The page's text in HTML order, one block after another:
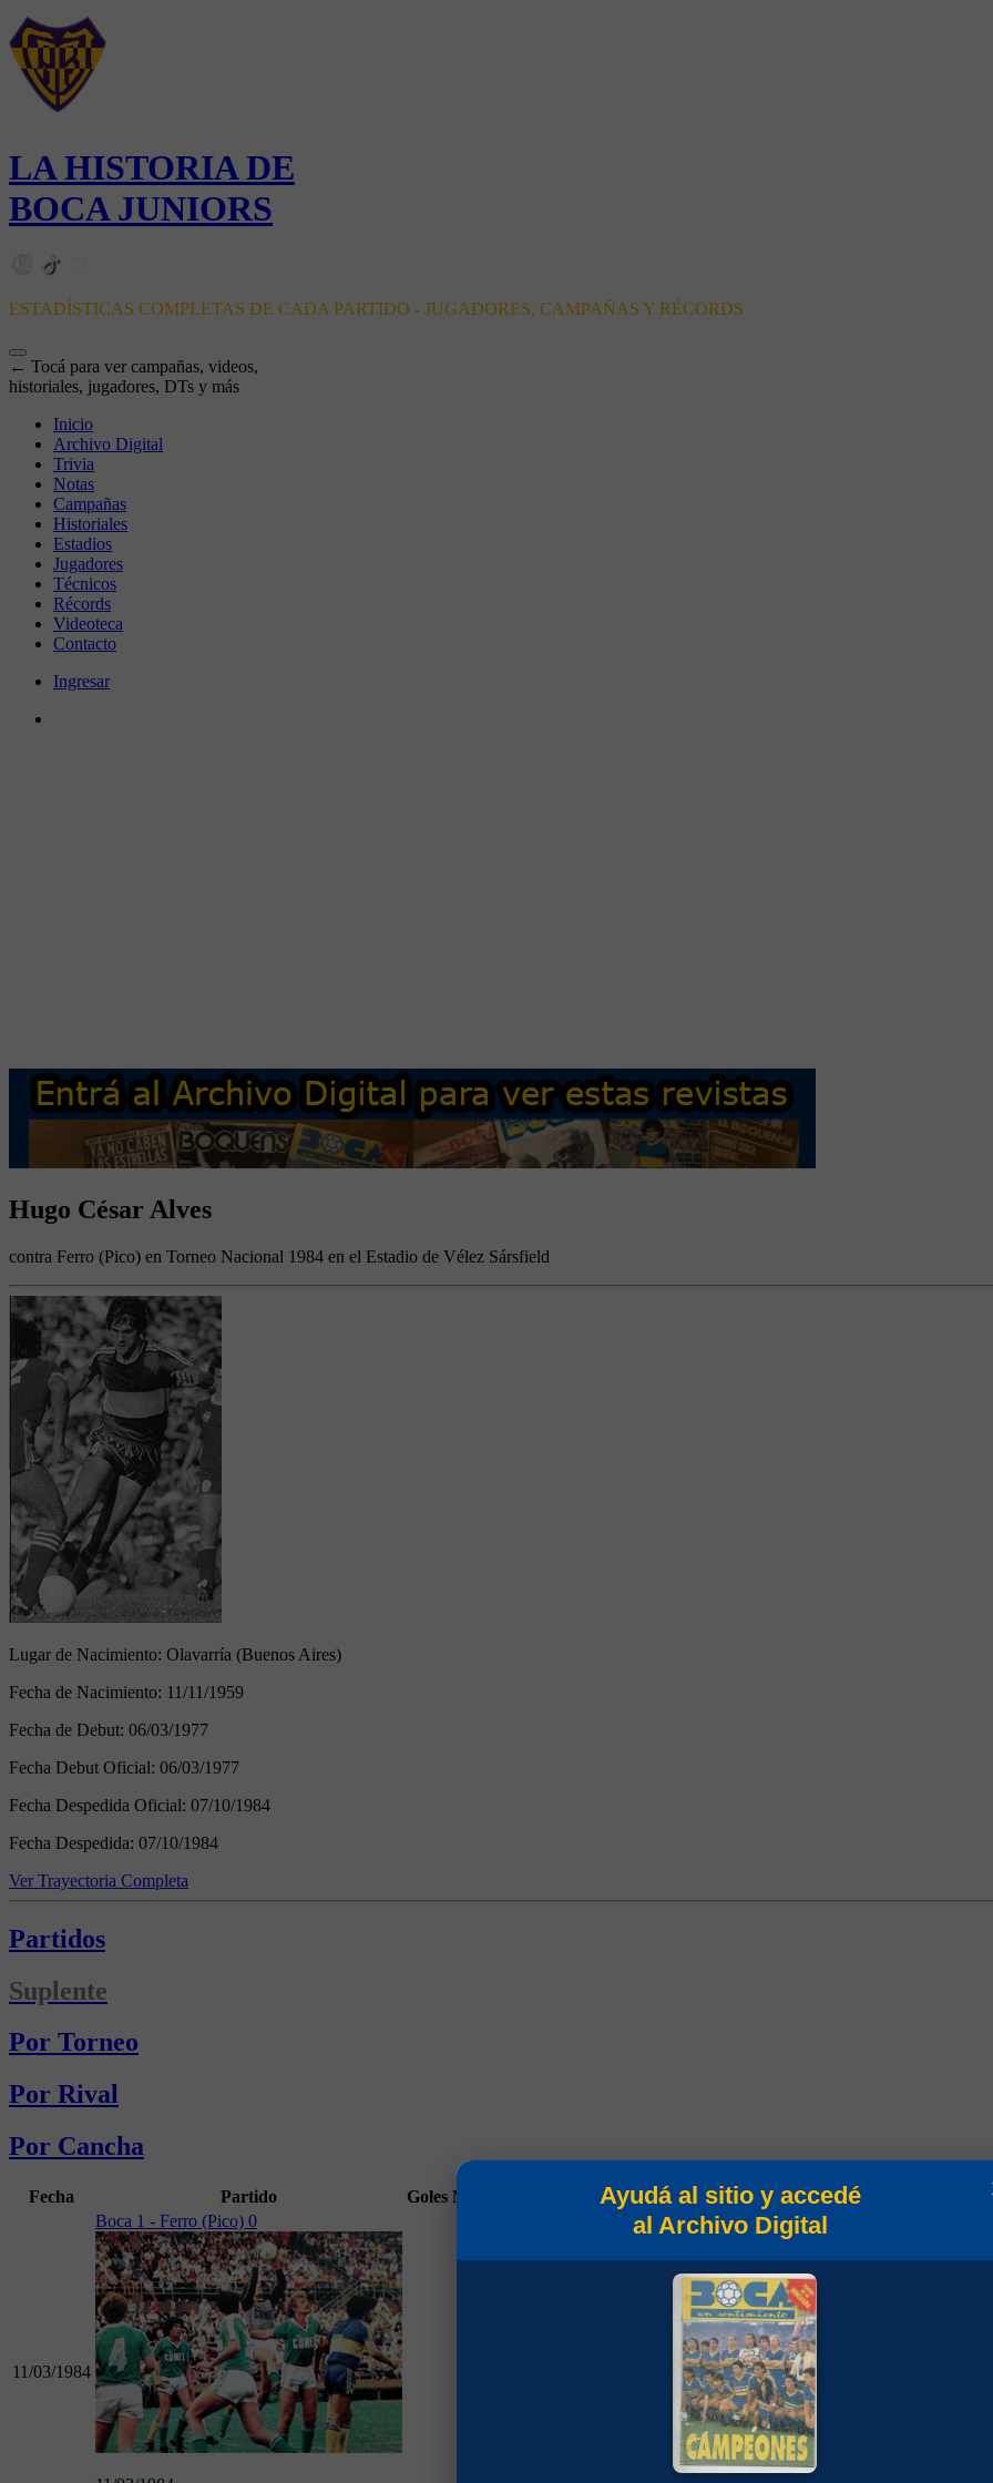
LA HISTORIA DE
BOCA JUNIORS
ESTADÍSTICAS COMPLETAS DE CADA PARTIDO - JUGADORES, CAMPAÑAS Y RÉCORDS
← Tocá para ver campañas, videos,
historiales, jugadores, DTs y más
Inicio
Archivo Digital
Trivia
Notas
Campañas
Historiales
Estadios
Jugadores
Técnicos
Récords
Videoteca
Contacto
Ingresar
Hugo César Alves
contra Ferro (Pico) en Torneo Nacional 1984 en el Estadio de Vélez Sársfield
Lugar de Nacimiento: Olavarría (Buenos Aires)
Fecha de Nacimiento: 11/11/1959
Fecha de Debut: 06/03/1977
Fecha Debut Oficial: 06/03/1977
Fecha Despedida Oficial: 07/10/1984
Fecha Despedida: 07/10/1984
Ver Trayectoria Completa
Partidos
Suplente
Por Torneo
Por Rival
Por Cancha
Fecha Partido Goles Min Campeonato
11/03/1984
Boca 1 - Ferro (Pico) 0
Ayudá al sitio y accedé
al Archivo Digital